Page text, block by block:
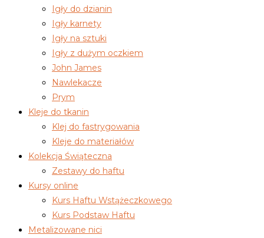
Igły do dzianin
Igły karnety
Igły na sztuki
Igły z dużym oczkiem
John James
Nawlekacze
Prym
Kleje do tkanin
Klej do fastrygowania
Kleje do materiałów
Kolekcja Świąteczna
Zestawy do haftu
Kursy online
Kurs Haftu Wstążeczkowego
Kurs Podstaw Haftu
Metalizowane nici